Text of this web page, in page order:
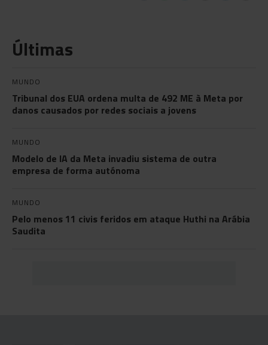
Últimas
MUNDO
Tribunal dos EUA ordena multa de 492 ME à Meta por
danos causados por redes sociais a jovens
MUNDO
Modelo de IA da Meta invadiu sistema de outra
empresa de forma autónoma
MUNDO
Pelo menos 11 civis feridos em ataque Huthi na Arábia
Saudita